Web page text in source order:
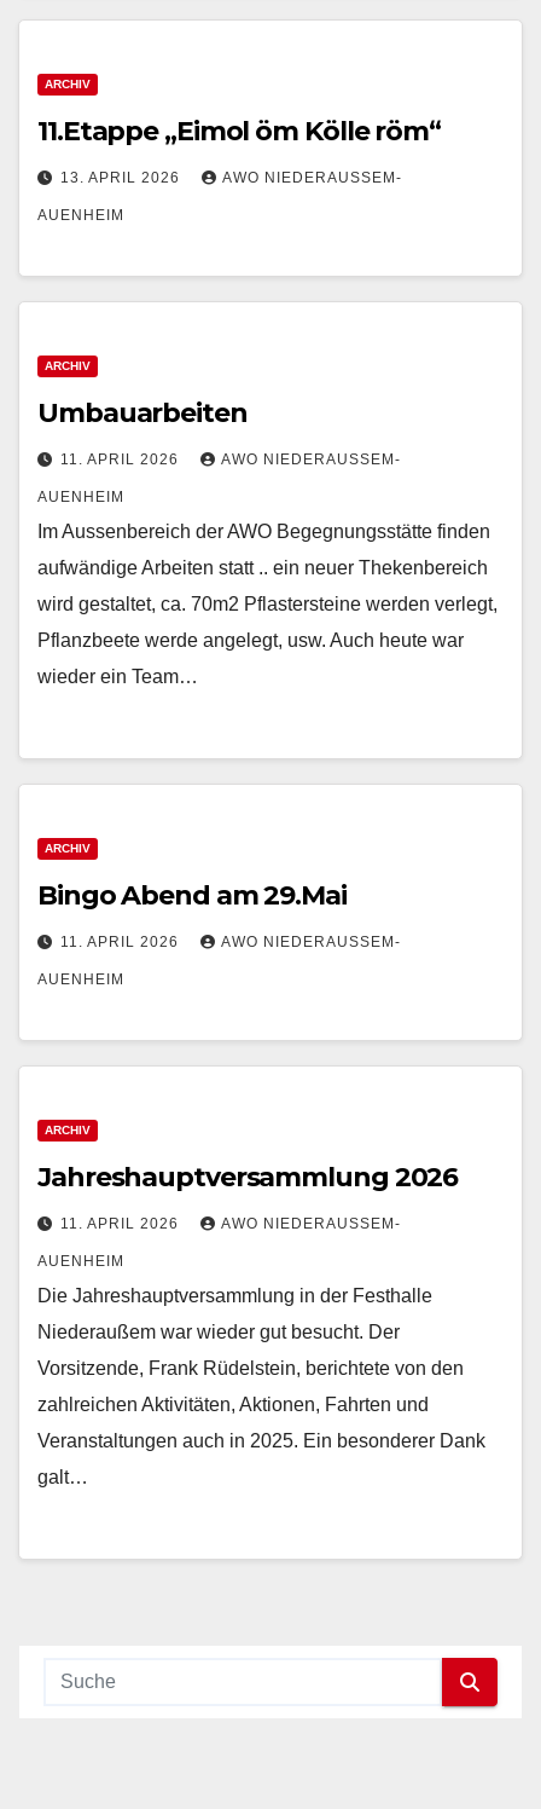
ARCHIV
11.Etappe „Eimol öm Kölle röm“
13. APRIL 2026 AWO NIEDERAUSSEM-
AUENHEIM
ARCHIV
Umbauarbeiten
11. APRIL 2026 AWO NIEDERAUSSEM-
AUENHEIM
Im Aussenbereich der AWO Begegnungsstätte finden
aufwändige Arbeiten statt .. ein neuer Thekenbereich
wird gestaltet, ca. 70m2 Pflastersteine werden verlegt,
Pflanzbeete werde angelegt, usw. Auch heute war
wieder ein Team…
ARCHIV
Bingo Abend am 29.Mai
11. APRIL 2026 AWO NIEDERAUSSEM-
AUENHEIM
ARCHIV
Jahreshauptversammlung 2026
11. APRIL 2026 AWO NIEDERAUSSEM-
AUENHEIM
Die Jahreshauptversammlung in der Festhalle
Niederaußem war wieder gut besucht. Der
Vorsitzende, Frank Rüdelstein, berichtete von den
zahlreichen Aktivitäten, Aktionen, Fahrten und
Veranstaltungen auch in 2025. Ein besonderer Dank
galt…